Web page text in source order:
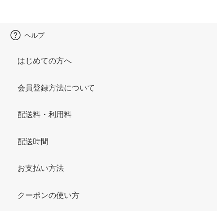
ヘルプ
はじめての方へ
会員登録方法について
配送料・利用料
配送時間
お支払い方法
クーポンの使い方